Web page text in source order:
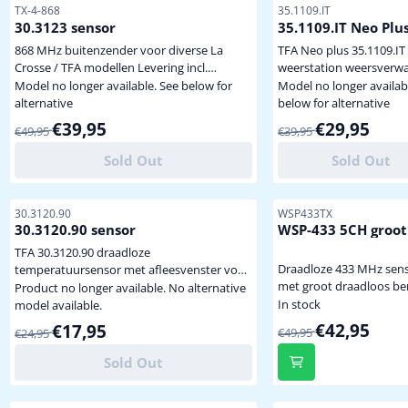
tegelijk tonen of van...
Klokalarm met s...
Item number
TX-4-868
30.3123 sensor
868 MHz buitenzender voor diverse La
Crosse / TFA modellen Levering incl.
batterijen
Model no longer available. See below for
alternative
From 49,95 for 39,95
€49,95€39,95
Sold Out
Item number
35.1109.IT
35.1109.IT Neo
TFA Neo plus 35.1109.IT
weerstation
d.m.v. iconen
binnentemperatuur en
luchtochtigheid
buitentemperatuur en
luchtvochtigheid d.m.v.
draadloze sensor
(meegeleverd) min / max
geheugen radiografische
datum / tijd maanstand
staand of hangend te
(benodigd 4x AAA, zie
hieronder)...
Model no longer
below for alternative
From 39,95 for
€39,95€29,95
Sold Out
Item number
30.3120.90
30.3120.90 sensor
TFA 30.3120.90 draadloze
temperatuursensor met afleesvenster voor
de volgende modellen: 30.3009, 30.3012,
30.3014, 30.3015, 30.3016, 30.3018, 30.3019,
35.1018 35.1024, 35.1026, 35.1032, 35.1035,
35.1041, 35.1048, 35.1053 35.1064, 98.1006,
98.1011, 98.1032 levering incl. batterijen
Product no longer available. No alternative
model available.
From 24,95 for 17,95
€24,95€17,95
Sold Out
Item number
WSP433TX
WSP-433 5CH groot
Draadloze 433 MHz
met groot draadloos
Deze door ons
TFA sensor heeft een 20-50%
groter bereik t.o.v. een
standaard
thermo/hygrosensor
Cresta TX-320, TFA-320,
In stock
From 49,95 for
€49,95€42,95